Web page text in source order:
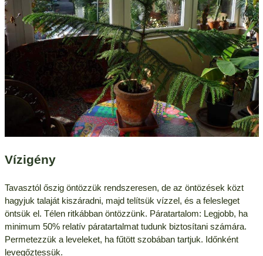
Vízigény
Tavasztól őszig öntözzük rendszeresen, de az öntözések közt
hagyjuk talaját kiszáradni, majd telítsük vízzel, és a felesleget
öntsük el. Télen ritkábban öntözzünk. Páratartalom: Legjobb, ha
minimum 50% relatív páratartalmat tudunk biztosítani számára.
Permetezzük a leveleket, ha fűtött szobában tartjuk. Időnként
levegőztessük.